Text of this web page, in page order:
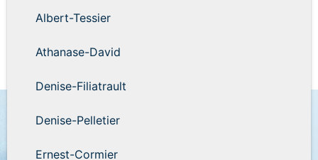
Albert-Tessier
Athanase-David
Denise-Filiatrault
Denise-Pelletier
Ernest-Cormier